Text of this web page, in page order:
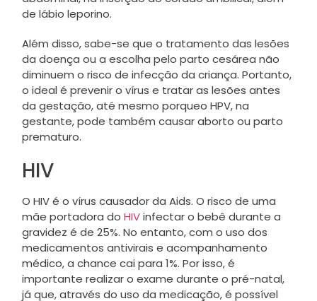
de lábio leporino.
Além disso, sabe-se que o tratamento das lesões
da doença ou a escolha pelo parto cesárea não
diminuem o risco de infecção da criança. Portanto,
o ideal é prevenir o vírus e tratar as lesões antes
da gestação, até mesmo porqueo HPV, na
gestante, pode também causar aborto ou parto
prematuro.
HIV
O HIV é o vírus causador da Aids. O risco de uma
mãe portadora do HIVinfectar o bebê durante a
gravidez é de 25%. No entanto, com o uso dos
medicamentos antivirais e acompanhamento
médico, a chance cai para 1%. Por isso, é
importante realizar o exame durante o pré-natal,
já que, através do uso da medicação, é possível